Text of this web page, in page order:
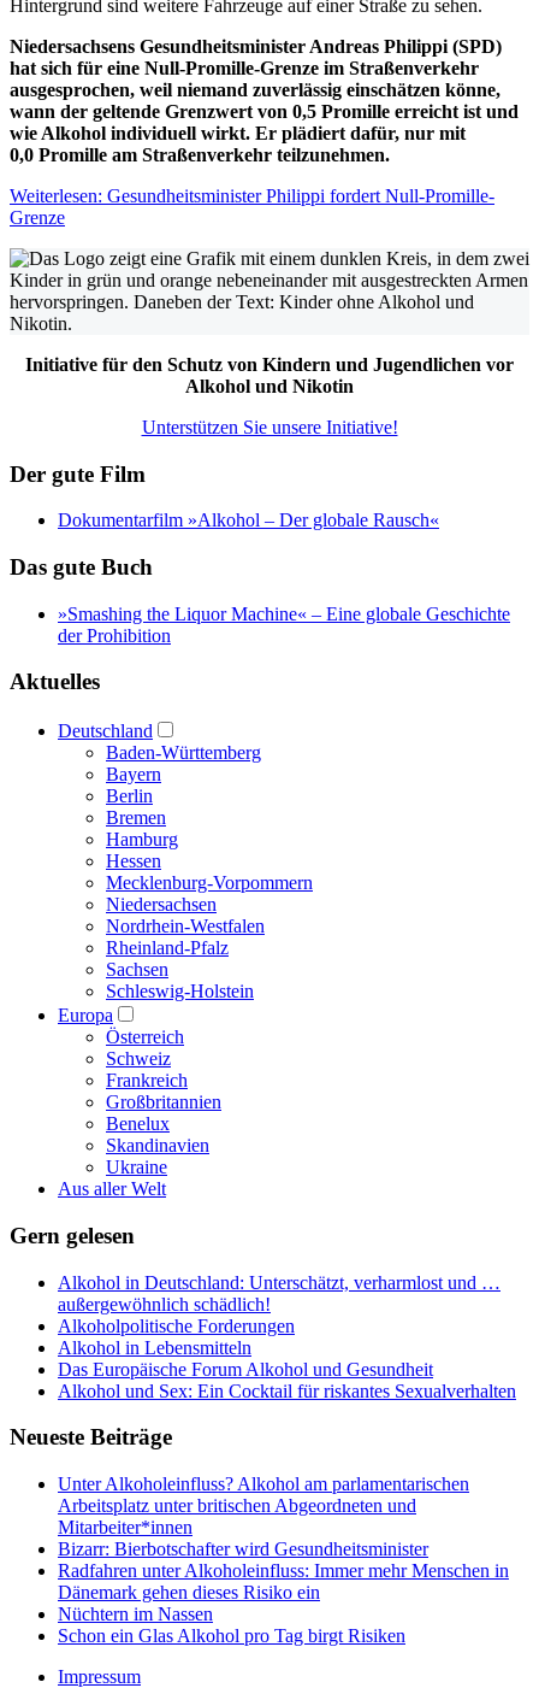
Niedersachsens Gesundheitsminister Andreas Philippi (SPD)
hat sich für eine Null-Promille-Grenze im Straßenverkehr
ausgesprochen, weil niemand zuverlässig einschätzen könne,
wann der geltende Grenzwert von 0,5 Promille erreicht ist und
wie Alkohol individuell wirkt. Er plädiert dafür, nur mit
0,0 Promille am Straßenverkehr teilzunehmen.
Weiterlesen: Gesundheitsminister Philippi fordert Null-Promille-
Grenze
Initiative für den Schutz von Kindern und Jugendlichen vor
Alkohol und Nikotin
Unterstützen Sie unsere Initiative!
Der gute Film
Dokumentarfilm »Alkohol – Der globale Rausch«
Das gute Buch
»Smashing the Liquor Machine« ‒ Eine globale Geschichte
der Prohibition
Aktuelles
Deutschland
Baden-Württemberg
Bayern
Berlin
Bremen
Hamburg
Hessen
Mecklenburg-Vorpommern
Niedersachsen
Nordrhein-Westfalen
Rheinland-Pfalz
Sachsen
Schleswig-Holstein
Europa
Österreich
Schweiz
Frankreich
Großbritannien
Benelux
Skandinavien
Ukraine
Aus aller Welt
Gern gelesen
Alkohol in Deutschland: Unterschätzt, verharmlost und …
außergewöhnlich schädlich!
Alkoholpolitische Forderungen
Alkohol in Lebensmitteln
Das Europäische Forum Alkohol und Gesundheit
Alkohol und Sex: Ein Cocktail für riskantes Sexualverhalten
Neueste Beiträge
Unter Alkoholeinfluss? Alkohol am parlamentarischen
Arbeitsplatz unter britischen Abgeordneten und
Mitarbeiter*innen
Bizarr: Bierbotschafter wird Gesundheitsminister
Radfahren unter Alkoholeinfluss: Immer mehr Menschen in
Dänemark gehen dieses Risiko ein
Nüchtern im Nassen
Schon ein Glas Alkohol pro Tag birgt Risiken
Impressum